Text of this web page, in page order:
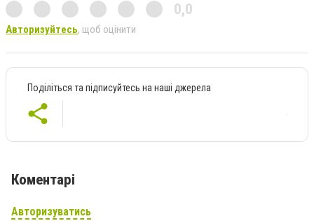
0,0
Авторизуйтесь, щоб оцінити
Поділіться та підписуйтесь на наші джерела
Коментарі
Авторизуватись